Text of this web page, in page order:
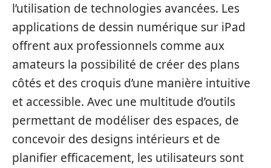
l’utilisation de technologies avancées. Les
applications de dessin numérique sur iPad
offrent aux professionnels comme aux
amateurs la possibilité de créer des plans
côtés et des croquis d’une manière intuitive
et accessible. Avec une multitude d’outils
permettant de modéliser des espaces, de
concevoir des designs intérieurs et de
planifier efficacement, les utilisateurs sont